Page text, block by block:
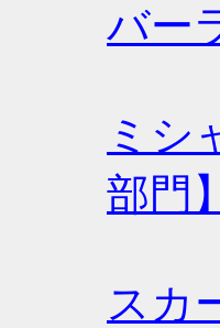
バー
ミシ
部門
スカ